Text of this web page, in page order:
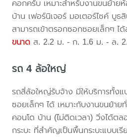
คอกครับ เหมาะสำหรับงานขนย้า
บ้าน เฟอร์นิเจอร์ มอเตอร์ไซค์ บูธ
สามารถเข้าตรอกซอกซอยเล็กๆ ไ
ขนาด ส. 2.2 ม. - ก. 1.6 ม. - ล.
รถ 4 ล้อใหญ่
รถสี่ล้อใหญ่รับจ้าง มีให้บริการทั้ง
ซอยเล็กๆ ได้ เหมาะกับงานขนย้า
คอนโด บ้าน (ไม่ติดเวลา) วิ่งได้ต
กระบะ ที่สำคัญเป็นพื้นกระบะแบบเ